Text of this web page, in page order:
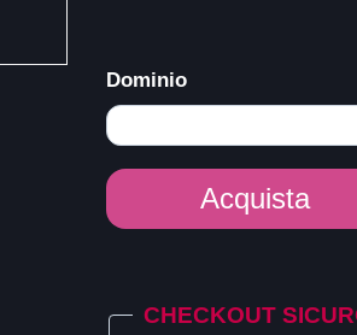
Dominio
Dominio
.com.mx
Acquista
CHECKOUT